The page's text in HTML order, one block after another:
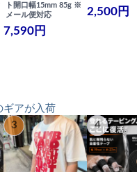
ト開口幅15mm 85g ※
メール便対応
7,590円
2,500円
ギアが入荷
3 4